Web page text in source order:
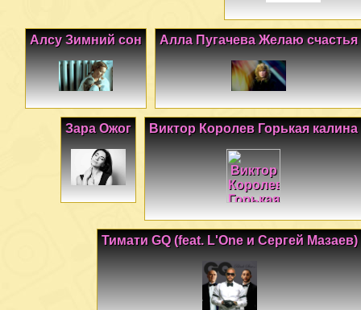
Алла Пугачева Желаю счастья
Алсу Зимний сон
Виктор Королев Горькая калина
Зара Ожог
Тимати GQ (feat. L'One и Сергей Мазаев)